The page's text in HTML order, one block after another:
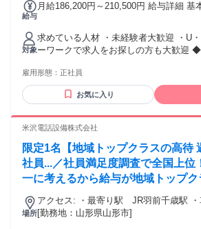
給与
月給186,200円～210,500円 給与詳細 基
で支払われる通勤・皆勤・家族手当金額
支払われるその他手当金額：なし ＊昇給有(年1回) ＊報奨金有
（年2回※会社業績による） ＊残業少な
※残業が発生した場合は超過分別途支給
対象
求めている人材 ・未経験者大歓迎 ・U・Iタ
ーワークで求人をお探しの方も大歓迎
すべてのお仕事にご応募頂けます 【勤務スタッフの声】 ✅ 20
代・女性スタッフ 研修が丁寧でスクリ
め、 未経験でも段階を踏んで自信を持
てくれるので安心です。 ✅ 30代・女性スタッフ 業務の幅が広
囲気が良く、相談しやすいので安心して成長
代・男性スタッフ 年齢に関係なく受け
に感謝される場面が多く、 やりがいを
環境も整っていて、とても働きやすい職
雇用形態： 正社員
お気に入り
米沢電話設備株式会社
限定1名【地域トップクラスの高待
社員...／社員満足度調査で全国上位
一に考えるから給与が地域トップ
かり年2回支給♪
場所
アクセス: ・最寄り駅 JR羽前千歳
[勤務地：山形県山形市]